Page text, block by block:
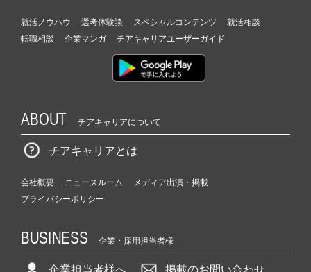
就活ノウハウ 選考体験談 スペシャルコンテンツ
就活相談
転職相談
企業マンガ チアキャリアユーザーガイド
ABOUT チアキャリアについて
チアキャリアとは
会社概要 ニュースルーム
メディア出演・掲載
プライバシーポリシー
BUSINESS 企業・採用担当者様
企業担当者様へ 掲載のお問い合わせ